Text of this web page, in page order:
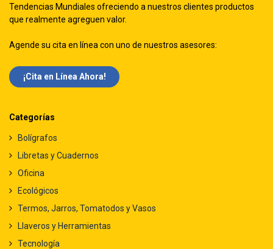
Tendencias Mundiales ofreciendo a nuestros clientes productos
que realmente agreguen valor.
Agende su cita en línea con uno de nuestros asesores:
¡Cita en Línea Ah​​ora!
Categorías
Bolígrafos
Libretas y Cuadernos
Oficina
Ecológicos
Termos, Jarros, Tomatodos y Vasos
Llaveros y Herramientas
Tecnología